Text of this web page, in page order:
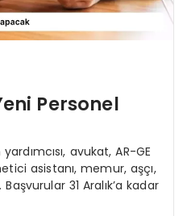
Personel
avukat, AR-GE
asistanı, memur, aşçı,
31 Aralık’a kadar